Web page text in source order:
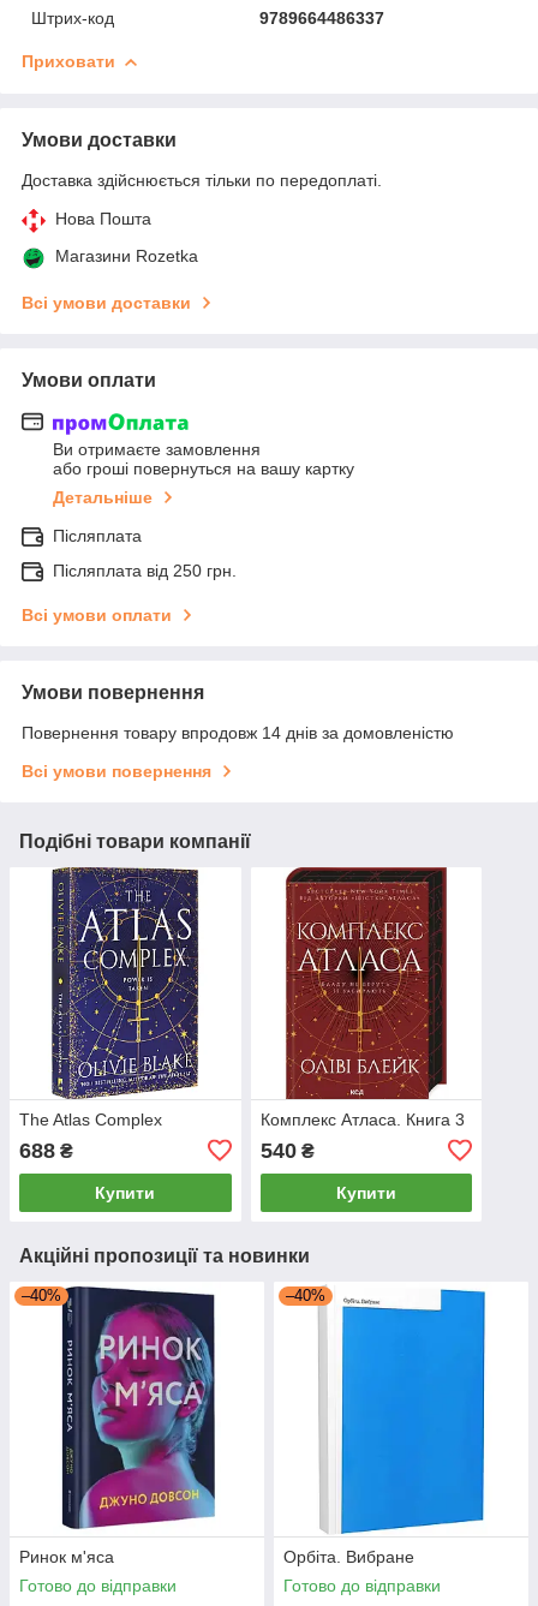
Штрих-код 9789664486337
Приховати
Умови доставки
Доставка здійснюється тільки по передоплаті.
Нова Пошта
Магазини Rozetka
Всі умови доставки
Умови оплати
Ви отримаєте замовлення
або гроші повернуться на вашу картку
Детальніше
Післяплата
Післяплата від 250 грн.
Всі умови оплати
Умови повернення
Повернення товару впродовж 14 днів за домовленістю
Всі умови повернення
Подібні товари компанії
The Atlas Complex
688 ₴
Купити
Комплекс Атласа. Книга 3
540₴
Купити
Акційні пропозиції та новинки
–40%
Ринок м'яса
Готово до відправки
–40%
Орбіта. Вибране
Готово до відправки